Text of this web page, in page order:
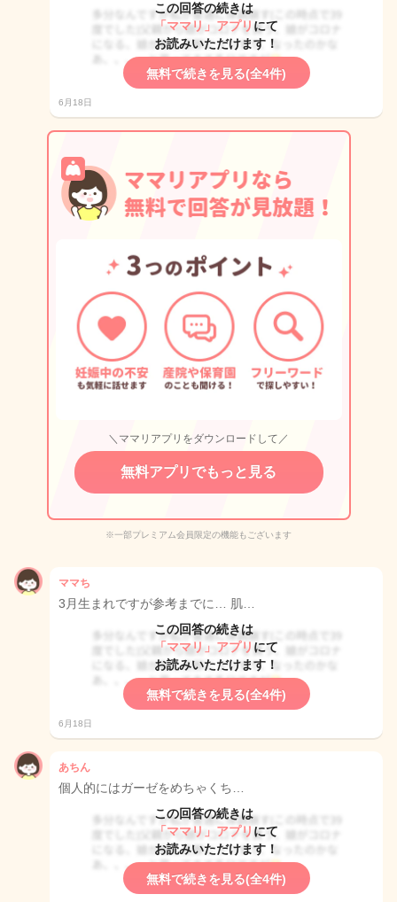
この回答の続きは
「ママリ」アプリ にて
お読みいただけます！
無料で続きを見る(全4件)
6月18日
＼ママリアプリをダウンロードして／
無料アプリでもっと見る
※一部プレミアム会員限定の機能もございます
ママち
3月生まれですが参考までに… 肌…
この回答の続きは
「ママリ」アプリ にて
お読みいただけます！
無料で続きを見る(全4件)
6月18日
あちん
個人的にはガーゼをめちゃくち…
この回答の続きは
「ママリ」アプリ にて
お読みいただけます！
無料で続きを見る(全4件)